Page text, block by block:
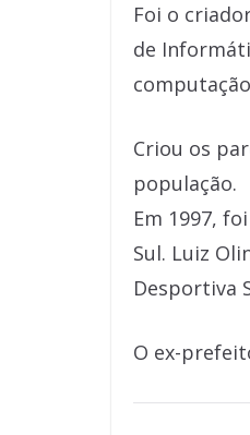
Foi o
de
Criou os
população.
Em 1997,
Sul. Luiz
Desportiva
O ex-